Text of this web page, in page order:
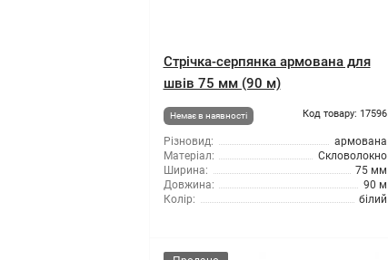
Стрічка-серпянка армована для
швів 75 мм (90 м)
Немає в наявності Код товару: 17596
Різновид:
армована
Матеріал:
Скловолокно
Ширина:
75 мм
Довжина:
90 м
Колір:
білий